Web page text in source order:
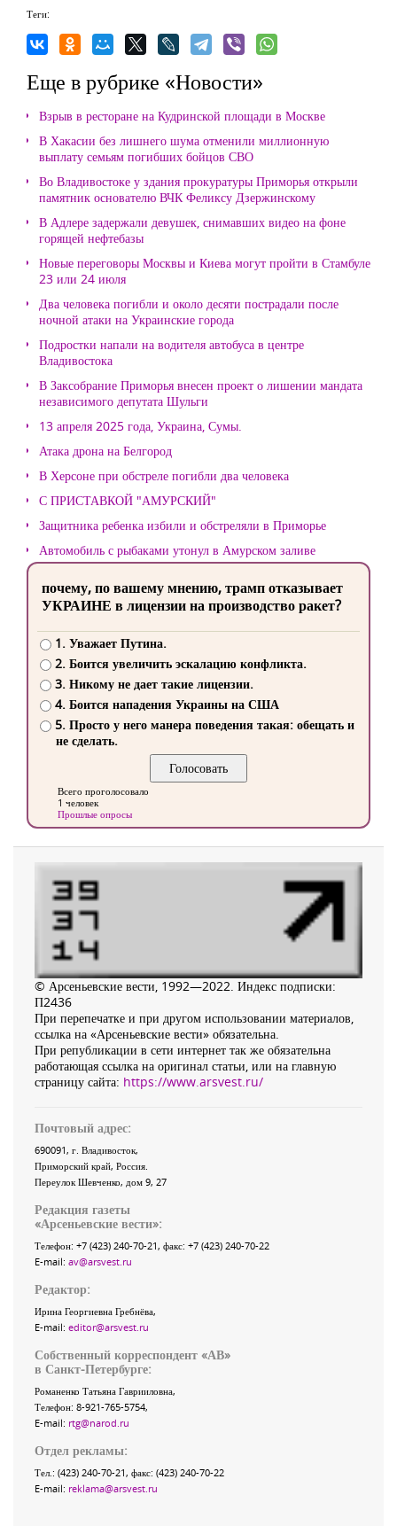
Теги:
Еще в рубрике «Новости»
Взрыв в ресторане на Кудринской площади в Москве
В Хакасии без лишнего шума отменили миллионную
выплату семьям погибших бойцов СВО
Во Владивостоке у здания прокуратуры Приморья открыли
памятник основателю ВЧК Феликсу Дзержинскому
В Адлере задержали девушек, снимавших видео на фоне
горящей нефтебазы
Новые переговоры Москвы и Киева могут пройти в Стамбуле
23 или 24 июля
Два человека погибли и около десяти пострадали после
ночной атаки на Украинские города
Подростки напали на водителя автобуса в центре
Владивостока
В Заксобрание Приморья внесен проект о лишении мандата
независимого депутата Шульги
13 апреля 2025 года, Украина, Сумы.
Атака дрона на Белгород
В Херсоне при обстреле погибли два человека
С ПРИСТАВКОЙ "АМУРСКИЙ"
Защитника ребенка избили и обстреляли в Приморье
Автомобиль с рыбаками утонул в Амурском заливе
почему, по вашему мнению, трамп отказывает
УКРАИНЕ в лицензии на производство ракет?
1. Уважает Путина.
2. Боится увеличить эскалацию конфликта.
3. Никому не дает такие лицензии.
4. Боится нападения Украины на США
5. Просто у него манера поведения такая: обещать и
не сделать.
Всего проголосовало
1 человек
Прошлые опросы
© Арсеньевские вести, 1992—2022. Индекс подписки:
П2436
При перепечатке и при другом использовании материалов,
ссылка на «Арсеньевские вести» обязательна.
При републикации в сети интернет так же обязательна
работающая ссылка на оригинал статьи, или на главную
страницу сайта: https://www.arsvest.ru/
Почтовый адрес:
690091, г. Владивосток,
Приморский край, Россия
Переулок Шевченко, дом 9, 27
Редакция газеты
«Арсеньевские вести»:
Телефон: +7 (423) 240-70-21, факс: +7 (423) 240-70-22
E-mail: av@arsvest.ru
Редактор:
Ирина Георгиевна Гребнёва,
E-mail: editor@arsvest.ru
Собственный корреспондент «АВ»
в Санкт-Петербурге:
Романенко Татьяна Гаврииловна,
Телефон: 8-921-765-5754,
E-mail: rtg@narod.ru
Отдел рекламы:
Тел.: (423) 240-70-21, факс: (423) 240-70-22
E-mail: reklama@arsvest.ru